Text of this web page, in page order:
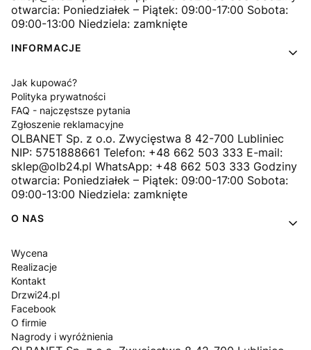
otwarcia: Poniedziałek – Piątek: 09:00-17:00 Sobota:
09:00-13:00 Niedziela: zamknięte
INFORMACJE
Jak kupować?
Polityka prywatności
FAQ - najczęstsze pytania
Zgłoszenie reklamacyjne
OLBANET Sp. z o.o. Zwycięstwa 8 42-700 Lubliniec
NIP: 5751888661 Telefon: +48 662 503 333 E-mail:
sklep@olb24.pl WhatsApp: +48 662 503 333 Godziny
otwarcia: Poniedziałek – Piątek: 09:00-17:00 Sobota:
09:00-13:00 Niedziela: zamknięte
O NAS
Wycena
Realizacje
Kontakt
Drzwi24.pl
Facebook
O firmie
Nagrody i wyróżnienia